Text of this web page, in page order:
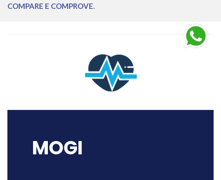
COMPARE E COMPROVE.
MOGI